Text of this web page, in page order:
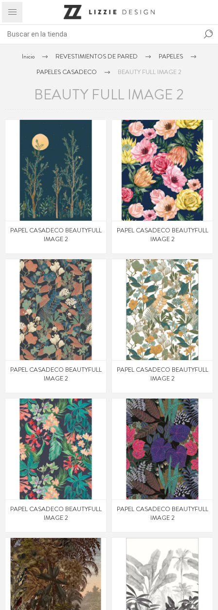
Inicio REVESTIMIENTOS DE PARED
PAPELES
PAPELES CASADECO
BEAUTY FULL IMAGE 2
BEAUTY FULL IMAGE 2
PAPEL CASADECO BEAUTYFULL
IMAGE 2
PAPEL CASADECO BEAUTYFULL
IMAGE 2
PAPEL CASADECO BEAUTYFULL
IMAGE 2
PAPEL CASADECO BEAUTYFULL
IMAGE 2
PAPEL CASADECO BEAUTYFULL
IMAGE 2
PAPEL CASADECO BEAUTYFULL
IMAGE 2